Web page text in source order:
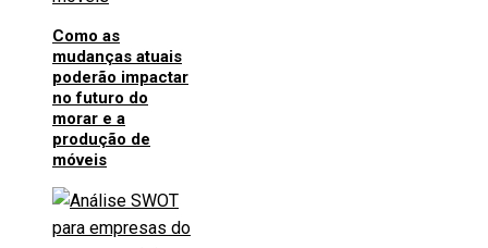
Como as
mudanças atuais
poderão impactar
no futuro do
morar e a
produção de
móveis